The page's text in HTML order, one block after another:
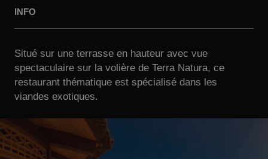
INFO
Situé sur une terrasse en hauteur avec vue
spectaculaire sur la volière de Terra Natura, ce
restaurant thématique est spécialisé dans les
viandes exotiques.